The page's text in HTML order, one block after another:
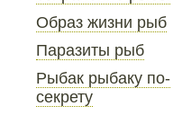
Образ жизни рыб
Паразиты рыб
Рыбак рыбаку по-
секрету